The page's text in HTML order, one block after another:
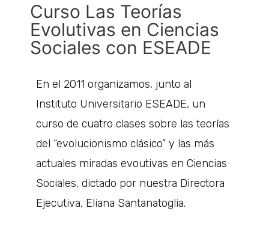
Curso Las Teorías
Evolutivas en Ciencias
Sociales con ESEADE
En el 2011 organizamos, junto al
Instituto Universitario ESEADE, un
curso de cuatro clases sobre las teorías
del “evolucionismo clásico” y las más
actuales miradas evoutivas en Ciencias
Sociales, dictado por nuestra Directora
Ejecutiva, Eliana Santanatoglia.